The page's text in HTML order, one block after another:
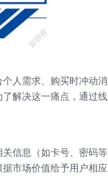
人需求、购买时冲动
解决这一痛点，通过
信息（如卡号、密码
市场价值给予用户相